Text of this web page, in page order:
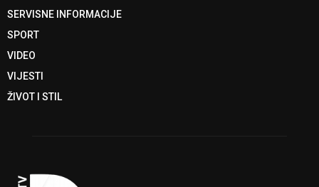
SERVISNE INFORMACIJE
SPORT
VIDEO
VIJESTI
ŽIVOT I STIL